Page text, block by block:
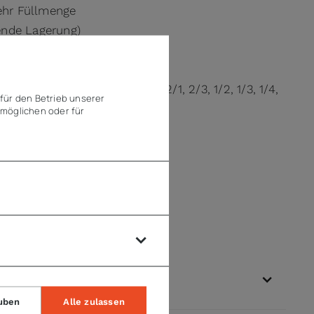
Füllmenge
Lagerung)
Verdoppelungen in GN 2/1, 2/3, 1/2, 1/3, 1/4,
den Betrieb unserer
oder für
Alle zulassen